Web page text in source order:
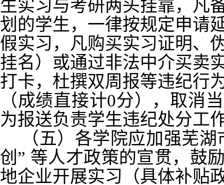
生实习与考研两头挂靠，凡
划的学生，一律按规定申请
假实习，凡购买实习证明、
挂名）或通过非法中介买卖
打卡，杜撰双周报等违纪行
（成绩直接计0分），取消
为报送负责学生违纪处分工
（五）各学院应加强芜
创” 等人才政策的宣贯，鼓
地企业开展实习（具体补贴